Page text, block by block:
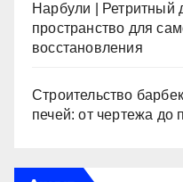
Нарбули |
пространство для
восстановления
Строительство
печей: от чертежа до